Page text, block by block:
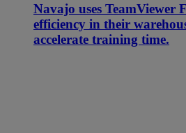
Navajo uses TeamViewer
efficiency in their
accelerate training time.